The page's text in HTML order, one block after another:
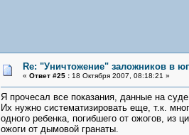
Re: "Уничтожение" заложников в
« Ответ #25 : 18 Октября 2007, 08:18:21 »
Я прочесал все показания, данные на
Их нужно систематизировать еще, т.к.
одного ребенка, погибшего от ожогов, из
ожоги от дымовой гранаты.